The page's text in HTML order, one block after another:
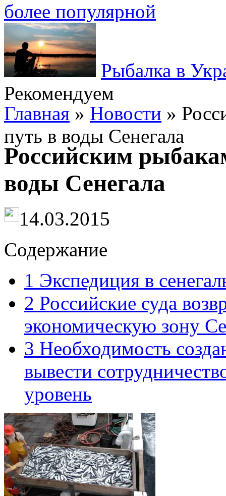
более популярной
Рыбалка в
Рекомендуем
Главная » Новости »
путь в воды Сенегала
Российским
воды Сенегала
14.03.2015
Содержание
1 Экспедиция в
2 Российские суда
экономическую зону
3 Необходимость
вывести
уровень